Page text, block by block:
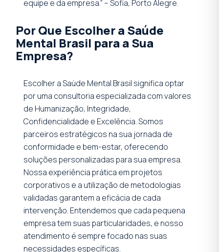
equipe e da empresa.” – Sofia, Porto Alegre.
Por Que Escolher a Saúde
Mental Brasil para a Sua
Empresa?
Escolher a Saúde Mental Brasil significa optar
por uma consultoria especializada com valores
de Humanização, Integridade,
Confidencialidade e Excelência. Somos
parceiros estratégicos na sua jornada de
conformidade e bem-estar, oferecendo
soluções personalizadas para sua empresa.
Nossa experiência prática em projetos
corporativos e a utilização de metodologias
validadas garantem a eficácia de cada
intervenção. Entendemos que cada pequena
empresa tem suas particularidades, e nosso
atendimento é sempre focado nas suas
necessidades específicas.